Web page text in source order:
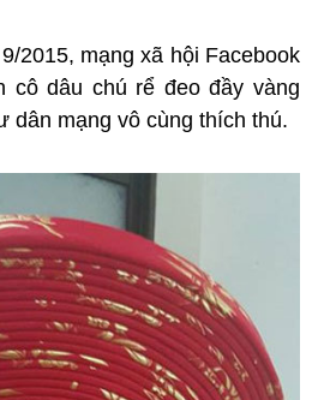
2015, mạng xã hội Facebook
cô dâu chú rể đeo đầy vàng
dân mạng vô cùng thích thú.